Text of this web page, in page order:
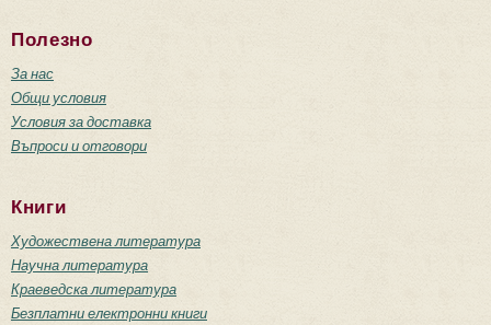
Полезно
За нас
Общи условия
Условия за доставка
Въпроси и отговори
Книги
Художествена литература
Научна литература
Краеведска литература
Безплатни електронни книги